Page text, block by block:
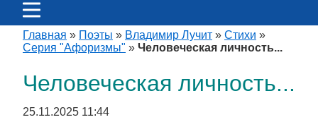
Главная » Поэты » Владимир Лучит » Стихи »
Серия "Афоризмы" » Человеческая личность...
Человеческая личность...
25.11.2025 11:44